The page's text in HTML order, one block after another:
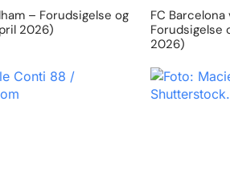
– Forudsigelse og
2026)
FC
Forudsigelse
2026)